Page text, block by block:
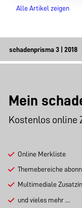
Alle Artikel zeigen
Mein
Kostenlos online
Online Merkliste
Themebereiche
Multimediale
und vieles mehr …